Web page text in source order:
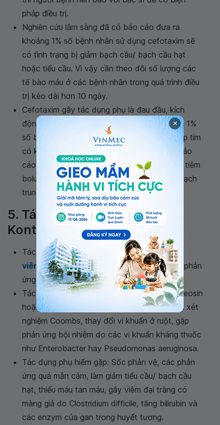
pháp điều trị.
Nghiên cứu lâm sàng đã có báo cáo đưa ra
khoảng 1% số bệnh nhân sử dụng cefotaxim sẽ
có tình trạng bị giảm bạch cầu/ bạch cầu hạt
hoặc tiểu cầu. Vì vậy cần theo dõi số lượng các
tế bào máu ở các bệnh nhân trong quá trình điều
trị kéo dài hơn 10 ngày.
Cefotaxim gây tác dụng phụ là đau đầu, kích
động, lú lẫn và gây
cơn động kinhở khoảng 1%
số bệnh nhân dùng thuốc. Đặc biệt, loạn nhịp tim
có khả năng đe dọa tính mạng cũng được báo
cáo ở một số bệnh nhân sử dụng cefotaxim tiêm
bolus nhanh (< 1 phút) qua ống thông tĩnh mạch
trung ương.
5. Tác dụng phụ của thuốc
Kontaxim Inj
Tác dụng phụ thường gặp: Gây tiêu chảy,
viêm tắc tĩnh mạchtại chỗ tiêm, đau và có phản
ứng viêm ở chỗ tiêm bắp
Tác dụng phụ ít gặp: Làm giảm bạch cầu ưa eosin
hoặc giảm bạch cầu, ảnh hưởng đến kết quả xét
nghiệm Coombs, thay đổi vi khuẩn ở ruột, gặp
phản ứng bội nhiễm do các vi khuẩn kháng thuốc
như Enterobacter hay Pseudomonas aeruginosa.
Tác dụng phụ hiếm gặp: Sốc phản vệ, các phản
ứng quá mẫn cảm, làm giảm tiểu cầu/ bạch cầu
hạt, thiếu máu tan máu, gây viêm đại tràng có
màng giả do Clostridium difficile, tăng bilirubin và
các enzym của gan trong huyết tương.
×